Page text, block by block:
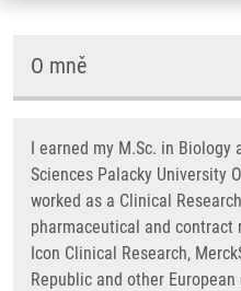
O mně
I earned my M.Sc. in Biology
Sciences Palacky University
worked as a Clinical
pharmaceutical and contract
Icon Clinical Research,
Republic and other